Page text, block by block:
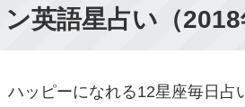
ン英語星占い（2018
ハッピーになれる12星座毎日占